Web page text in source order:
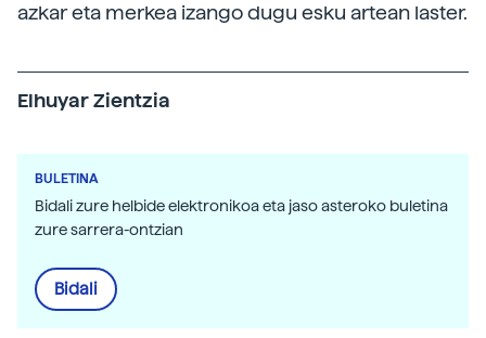
azkar eta merkea izango dugu esku artean laster.
Elhuyar Zientzia
BULETINA
Bidali zure helbide elektronikoa eta jaso asteroko buletina
zure sarrera-ontzian
Bidali